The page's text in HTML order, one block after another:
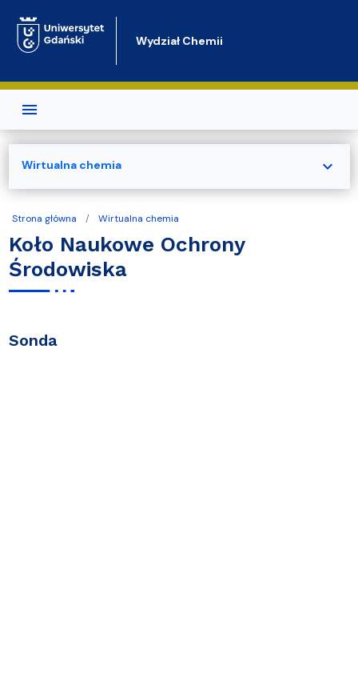
Wydział Chemii
Strona główna Wirtualna chemia
Koło Naukowe Ochrony
Środowiska
Sonda
Wirtualna chemia expand_more